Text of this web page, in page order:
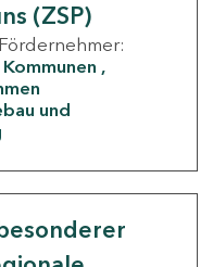
(ZSP)
Fördernehmer:
Kommunen
und